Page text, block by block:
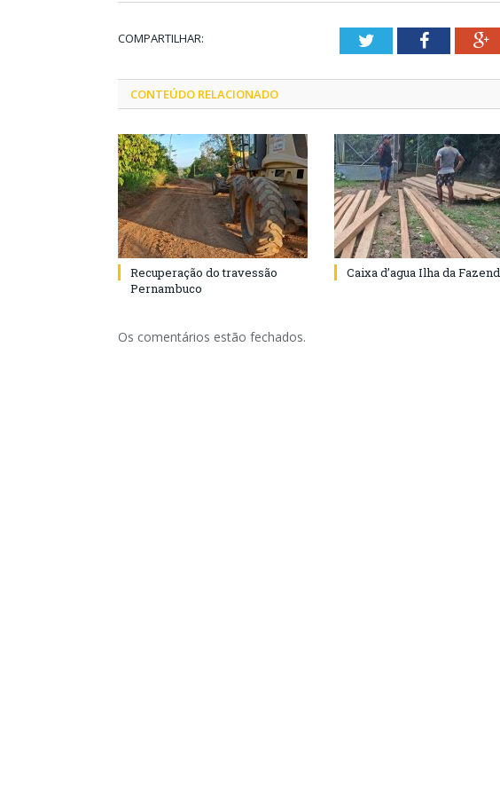
COMPARTILHAR: TwitterFacebook
CONTEÚDO RELACIONADO
Recuperação do travessão
Pernambuco
Caixa d’agua Ilha da
Os comentários estão fechados.